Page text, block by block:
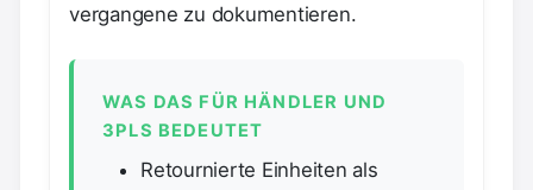
vergangene zu dokumentieren.
WAS DAS FÜR HÄNDLER UND
3PLS BEDEUTET
Retournierte Einheiten als